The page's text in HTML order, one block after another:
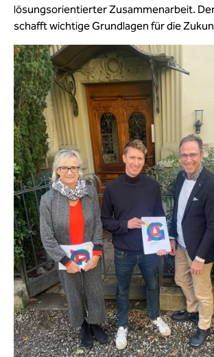
lösungsorientierter Zusammenarbeit.
schafft wichtige Grundlagen für die